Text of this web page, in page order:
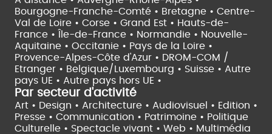
Bourgogne-Franche-Comté • Bretagne • Centre-
Val de Loire • Corse • Grand Est • Hauts-de-
France •
Île-de-France • Normandie • Nouvelle-
Aquitaine • Occitanie • Pays de la Loire •
Provence-Alpes-Côte d'Azur • DROM-COM /
Etranger • Belgique/Luxembourg • Suisse • Autre
pays UE • Autre pays hors UE •
Par secteur d'activité
Art • Design • Architecture • Audiovisuel • Edition •
Presse • Communication • Patrimoine • Politique
Culturelle • Spectacle vivant • Web • Multimédia